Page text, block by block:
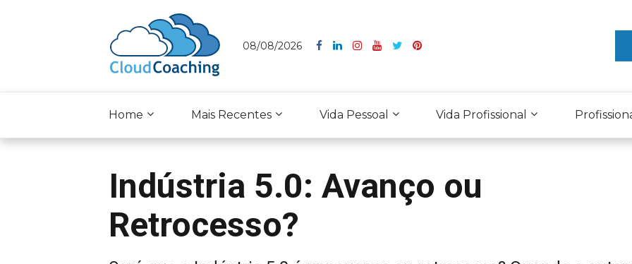
08/08/2026
Home Mais Recentes Vida Pessoal Vida Profissional
Indústria 5.0: Avanço ou
Retrocesso?